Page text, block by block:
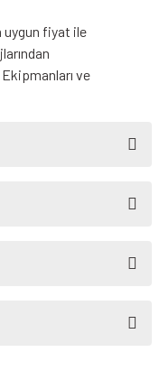
uygun fiyat ile
ve
tarafımıza